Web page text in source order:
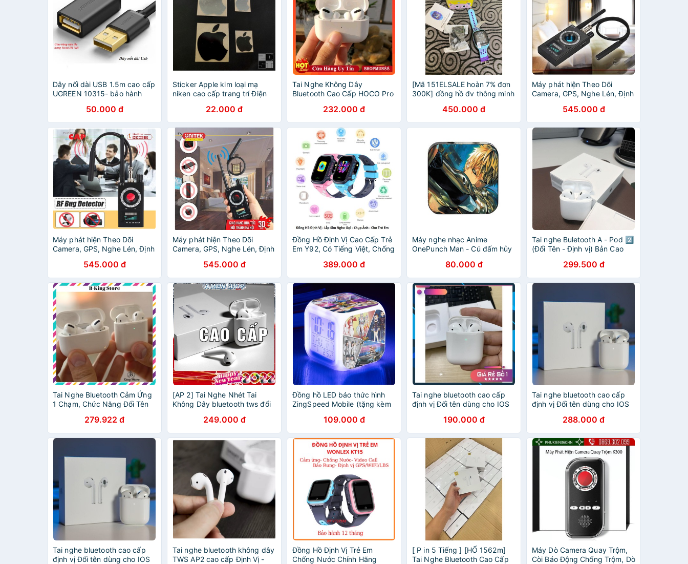
Dây nối dài USB 1.5m cao cấp
UGREEN 10315- bảo hành
50.000 đ
Sticker Apple kim loại mạ
niken cao cấp trang trí Điện
22.000 đ
Tai Nghe Không Dây
Bluetooth Cao Cấp HOCO Pro
232.000 đ
[Mã 151ELSALE hoàn 7% đơn
300K] đồng hồ đv thông minh
450.000 đ
Máy phát hiện Theo Dõi
Camera, GPS, Nghe Lén, Định
545.000 đ
Máy phát hiện Theo Dõi
Camera, GPS, Nghe Lén, Định
545.000 đ
Máy phát hiện Theo Dõi
Camera, GPS, Nghe Lén, Định
545.000 đ
Đồng Hồ Định Vị Cao Cấp Trẻ
Em Y92, Có Tiếng Việt, Chống
Chiều, Mẫu Mới 2019 ( Cực
Đẹp )
389.000 đ
Máy nghe nhạc Anime
OnePunch Man - Cú đấm hủy
nghe cắm dây có mic và dây
sạc mp3 anime chibi
80.000 đ
Tai nghe Buletooth A - Pod 2️⃣
(Đổi Tên - Định vị) Bản Cao
299.500 đ
Tai Nghe Bluetooth Cảm Ứng
1 Chạm, Chức Năng Đổi Tên
279.922 đ
[AP 2] Tai Nghe Nhét Tai
Không Dây bluetooth tws đổi
AP 2 Chất Lượng Cao - A
MEW SHOP
249.000 đ
Đồng hồ LED báo thức hình
ZingSpeed Mobile (tặng kèm
109.000 đ
Tai nghe bluetooth cao cấp
định vị Đổi tên dùng cho IOS
190.000 đ
Tai nghe bluetooth cao cấp
định vị Đổi tên dùng cho IOS
288.000 đ
Tai nghe bluetooth cao cấp
định vị Đổi tên dùng cho IOS
Tai nghe bluetooth không dây
TWS AP2 cao cấp Định Vị -
Đồng Hồ Định Vị Trẻ Em
Chống Nước Chính Hãng
[ P in 5 Tiếng ] [HỔ 1562m]
Tai Nghe Bluetooth Cao Cấp
Máy Dò Camera Quay Trộm,
Còi Báo Động Chống Trộm, Dò